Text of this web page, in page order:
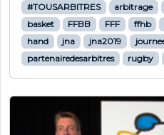
#TOUSARBITRES arbitrage
basket
FFBB FFF ffhb
hand
jna jna2019
partenairedesarbitres
rugby